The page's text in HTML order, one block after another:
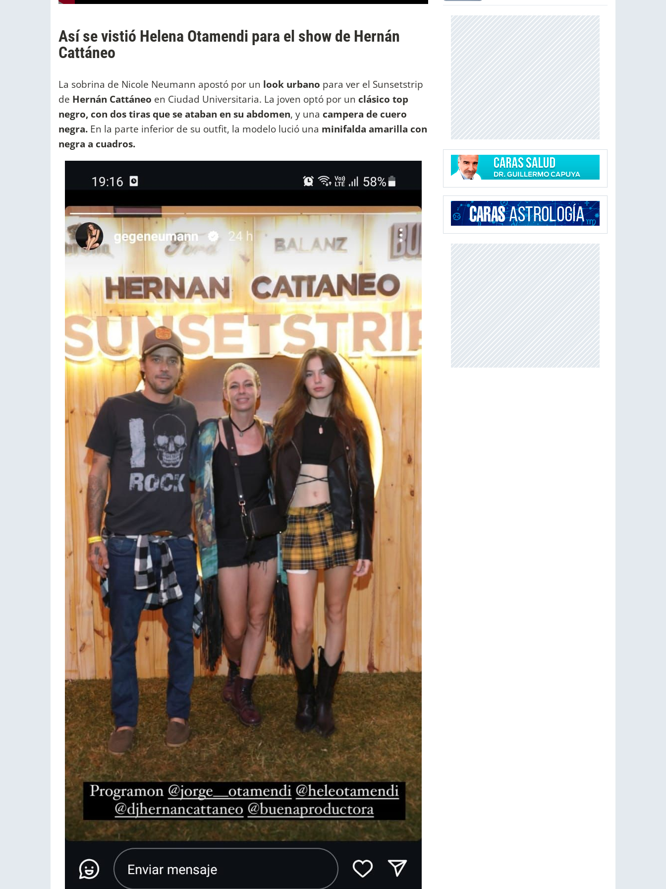
Así se vistió Helena Otamendi para el show de Hernán
Cattáneo
La sobrina de Nicole Neumann apostó por un look urbano para ver el Sunsetstrip
de Hernán Cattáneo en Ciudad Universitaria. La joven optó por un clásico top
negro, con dos tiras que se ataban en su abdomen, y una campera de cuero
negra. En la parte inferior de su outfit, la modelo lució una minifalda amarilla con
negra a cuadros.